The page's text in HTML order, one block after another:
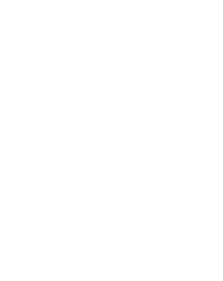
auf einem Endgerät